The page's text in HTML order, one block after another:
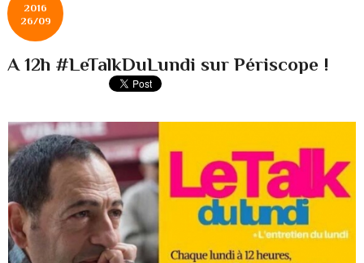
2016
26/09
A 12h #LeTalkDuLundi sur Périscope !